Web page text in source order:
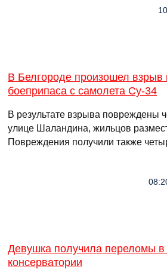
В Белгороде произошел взрыв
боеприпаса с самолета Су-34
В результате взрыва повреждены
улице Шаландина, жильцов
Повреждения получили также
Девушка получила переломы в
консерватории